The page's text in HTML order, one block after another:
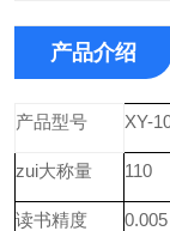
产品介绍
产品型号 XY-
zui大称量 110
读书精度 0.005